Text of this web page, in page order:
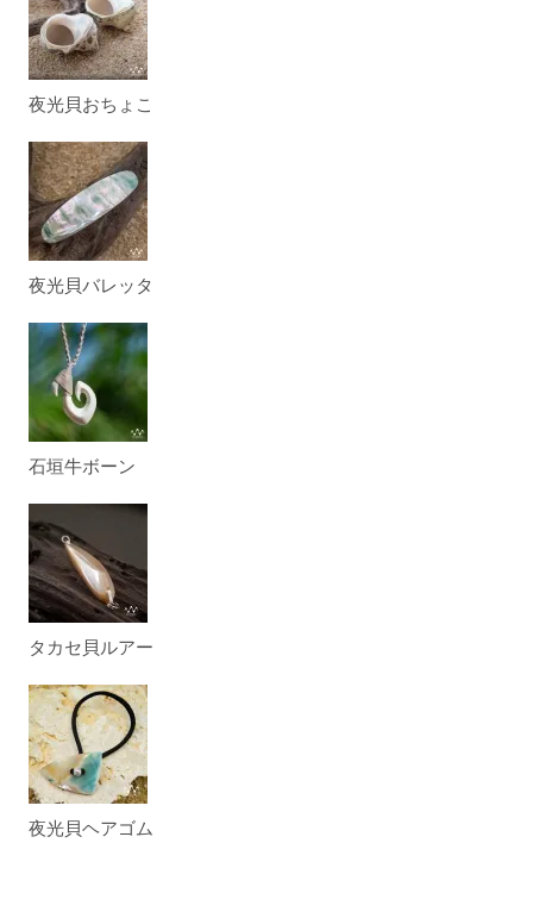
夜光貝おちょこ
夜光貝バレッタ
石垣牛ボーン
タカセ貝ルアー
夜光貝ヘアゴム